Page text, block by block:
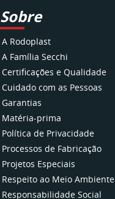
Sobre
A Rodoplast
A Família Secchi
Certificações e Qualidade
Cuidado com as Pessoas
Garantias
Matéria-prima
Política de Privacidade
Processos de Fabricação
Projetos Especiais
Respeito ao Meio Ambiente
Responsabilidade Social